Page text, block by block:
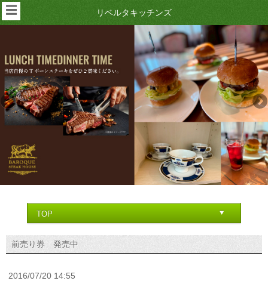
リベルタキッチンズ
☰
前売り券 発売中
2016/07/20 14:55